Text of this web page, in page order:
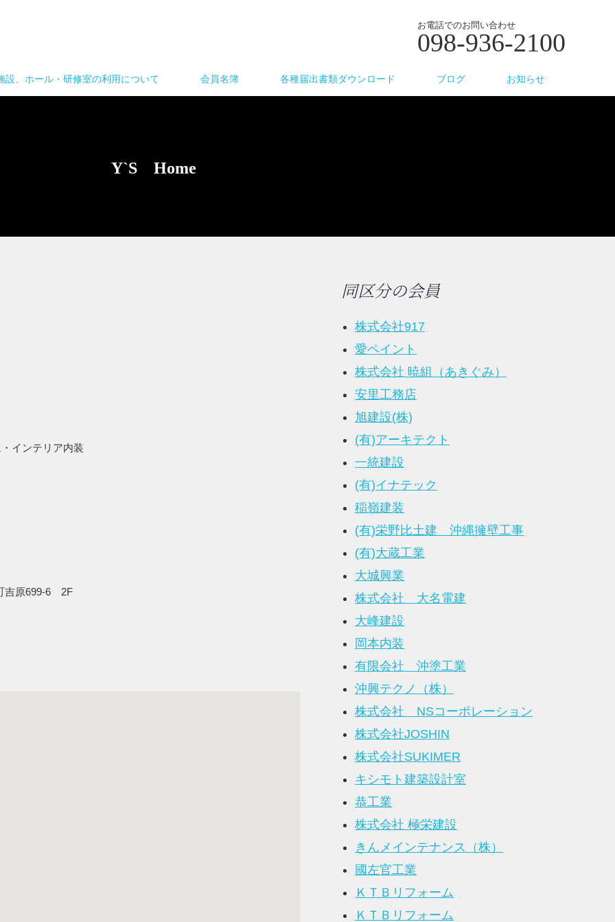
お電話でのお問い合わせ
098-936-2100
設、ホール・研修室の利用について 会員名簿 各種届出書類ダウンロード ブログ お知らせ
Y`S Home
インテリア内装
吉原699-6 2F
同区分の会員
株式会社917
愛ペイント
株式会社 暁組（あきぐみ）
安里工務店
旭建設(株)
(有)アーキテクト
一統建設
(有)イナテック
稲嶺建装
(有)栄野比土建 沖縄擁壁工事
(有)大蔵工業
大城興業
株式会社 大名電建
大峰建設
岡本内装
有限会社 沖塗工業
沖興テクノ（株）
株式会社 NSコーポレーション
株式会社JOSHIN
株式会社SUKIMER
キシモト建築設計室
恭工業
株式会社 極栄建設
きんメインテナンス（株）
國左官工業
ＫＴＢリフォーム
ＫＴＢリフォーム